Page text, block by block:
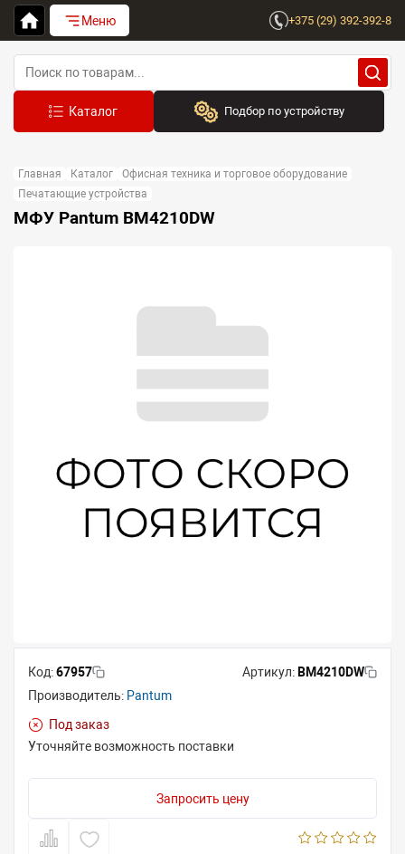
Меню +375 (29) 392-392-8
Подбор по устройству
Выберите бренд
Устройство:
Главная Каталог
Офисная техника и торговое оборудование
Печатающие устройства
МФУ Pantum BM4210DW
Код:67957 Артикул: BM4210DW
Производитель: Pantum
Под заказ
Уточняйте возможность поставки
Запросить цену